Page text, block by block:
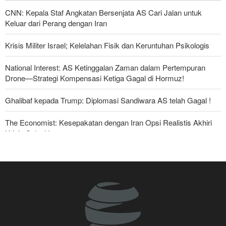
CNN: Kepala Staf Angkatan Bersenjata AS Cari Jalan untuk
Keluar dari Perang dengan Iran
Krisis Militer Israel; Kelelahan Fisik dan Keruntuhan Psikologis
National Interest: AS Ketinggalan Zaman dalam Pertempuran
Drone—Strategi Kompensasi Ketiga Gagal di Hormuz!
Ghalibaf kepada Trump: Diplomasi Sandiwara AS telah Gagal !
The Economist: Kesepakatan dengan Iran Opsi Realistis Akhiri
Krisis Selat Hormuz
Serikat Pekerja Serukan Pencabutan Izin Penggunaan Pangkalan
Inggris oleh AS untuk Serang Iran
Mengapa Lobi Zionis di Amerika Tidak Lagi Seefektif Dulu?